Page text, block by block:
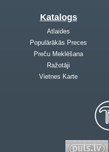
Katalogs
Atlaides
Populārākās Preces
Preču Meklēšana
Ražotāji
Vietnes Karte